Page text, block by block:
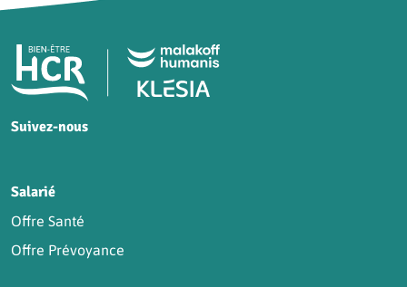
Pied de page HCR Bien-Être
Suivez-nous
Salarié
Offre Santé
Offre Prévoyance